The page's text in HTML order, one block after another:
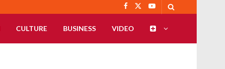
CULTURE BUSINESS VIDEO